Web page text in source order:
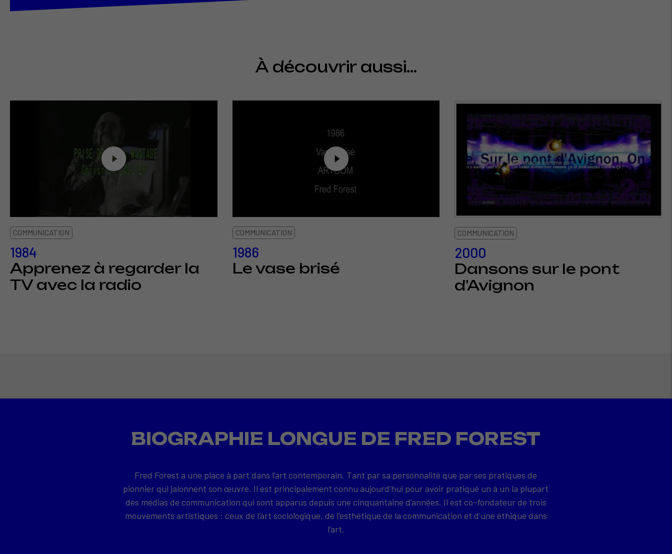
À découvrir aussi…
COMMUNICATION
1984
Apprenez à regarder la
TV avec la radio
COMMUNICATION
1986
Le vase brisé
COMMUNICATION
2000
Dansons sur le pont
d'Avignon
BIOGRAPHIE LONGUE DE FRED FOREST
Fred Forest a une place à part dans l’art contemporain. Tant par sa personnalité que par ses pratiques de
pionnier qui jalonnent son œuvre. Il est principalement connu aujourd’hui pour avoir pratiqué un à un la plupart
des médias de communication qui sont apparus depuis une cinquantaine d’années. Il est co-fondateur de trois
mouvements artistiques : ceux de l’art sociologique, de l’esthétique de la communication et d’une éthique dans
l’art.